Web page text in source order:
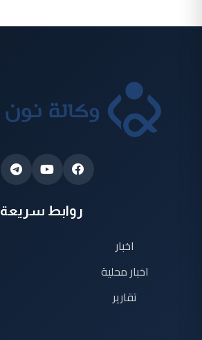
روابط سريعة
اخبار
اخبار محلية
تقارير